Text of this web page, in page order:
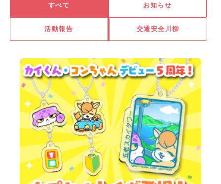
すべて お知らせ
活動報告 交通安全川柳